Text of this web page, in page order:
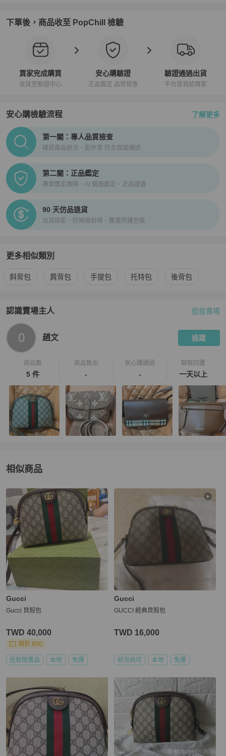
下單後，商品收至 PopChill 檢驗
買家完成購買
收貨至驗證中心
安心購驗證
正品鑑定 品質檢查
驗證通過出貨
平台發貨給買家
安心購檢驗流程 了解更多
PopChill拍拍圈正品驗證、安心購檢驗流程介紹
第一關：專人品質檢查
確認商品狀況、配件等 符合頁面描述
第二關：正品鑑定
專業鑑定團隊、AI 儀器鑑定、正品證書
90 天仿品退貨
出貨錄影、防掉換封條、雙重防護包裝
更多相似類別
更多Gucci 女包相似商品推薦
斜背包 肩背包 手提包 托特包 後背包
認識賣場主人
PopChill 拍拍圈嚴選賣家
逛逛賣場
0 趙文 追蹤
商品數
5 件
商品售出
-
安心購通過
-
聊聊回覆
一天以上
相似商品
更多相似Gucci女包推薦精品
Gucci
Gucci 貝殼包
TWD 40,000
現折 800
近新閒置品 本地 免運
Gucci
GUCCI 經典貝殼包
TWD 16,000
狀況尚可 本地 免運